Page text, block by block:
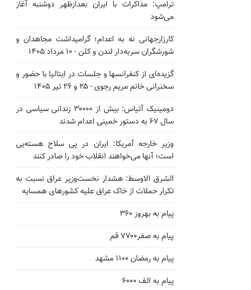
ترامپ: مذاکرات با ایران بعدازظهر دوشنبه آغاز
می‌شود
کارزارجهانی نه به اعدام؛ گرامیداشت مجاهدان و
شورشگران سربه‌دار لندن و کلن - ۱۰ مرداد ۱۴۰۵
گزیده‌ای از کنفرانسها و جلسات در ایتالیا با حضور و
سخنرانی خانم مریم رجوی - ۲۵ و ۲۶ تیر ۱۴۰۵
دومینیک آتیاس: بیش از ۳۰۰۰۰ زندانی سیاسی در
سال ۶۷ به دستور خمینی اعدام شدند
وزیر خارجه آمریکا: ایران در پی سلاح هسته‌یی
است؛ آنها می‌خواهند انقلاب خود را صادر کنند
الشرق الاوسط: هشدار نخست‌وزیر عراق نسبت به
تکرار حملات از خاک عراق علیه کشورهای همسایه
پیام به بهروز ۳۶۰
پیام به صفر۷۷۰۰ قم
پیام به رمضان ۱۱۰۰ مشهد
پیام به الف ۶۰۰۰